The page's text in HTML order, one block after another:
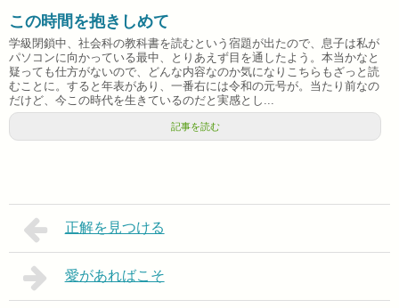
この時間を抱きしめて
学級閉鎖中、社会科の教科書を読むという宿題が出たので、息子は私が
パソコンに向かっている最中、とりあえず目を通したよう。本当かなと
疑っても仕方がないので、どんな内容なのか気になりこちらもざっと読
むことに。すると年表があり、一番右には令和の元号が。当たり前なの
だけど、今この時代を生きているのだと実感とし...
記事を読む
正解を見つける
愛があればこそ